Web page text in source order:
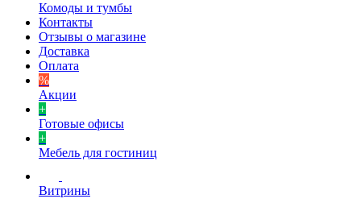
Комоды и тумбы
Контакты
Отзывы о магазине
Доставка
Оплата
%
Акции
+
Готовые офисы
+
Мебель для гостиниц
Витрины